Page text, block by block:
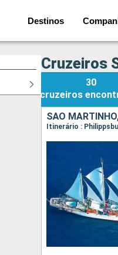
Destinos
Cruzeiros
30
cruzeiros
SÃO